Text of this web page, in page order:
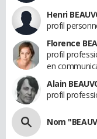
Henri
profil
Florence
profil
en
Alain
profil
Nom